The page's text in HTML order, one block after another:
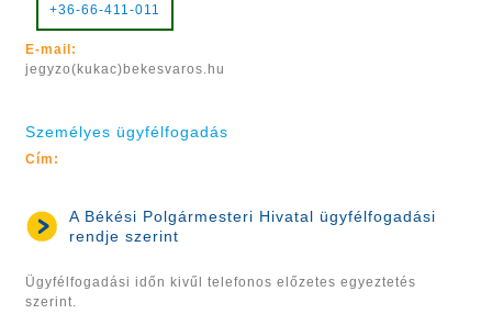
+36-66-411-011
E-mail:
jegyzo(kukac)bekesvaros.hu
Személyes ügyfélfogadás
Cím:
A Békési Polgármesteri Hivatal ügyfélfogadási
rendje szerint
Ügyfélfogadási időn kivűl telefonos előzetes egyeztetés
szerint.